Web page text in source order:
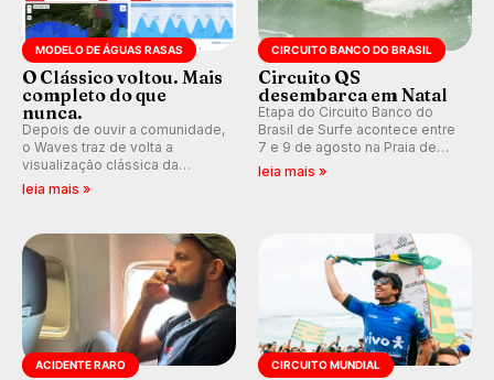
MODELO DE ÁGUAS RASAS
O Clássico voltou. Mais
completo do que
nunca.
Depois de ouvir a comunidade,
o Waves traz de volta a
visualização clássica da
previsão de águas rasas,
ondas para até 16 dias.
leia mais »
CIRCUITO BANCO DO BRASIL
Circuito QS
desembarca em Natal
Etapa do Circuito Banco do
Brasil de Surfe acontece entre
7 e 9 de agosto na Praia de
Miami (RN), em disputas
leia mais »
ACIDENTE RARO CIRCUITO MUNDIAL